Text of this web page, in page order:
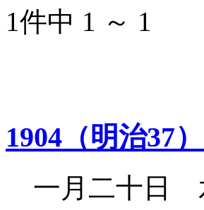
1件中 1 ～ 1
1904（明治37
一月二十日